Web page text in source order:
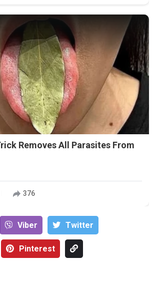
Removes All Parasites From
376
Viber Тwitter
Pinterest